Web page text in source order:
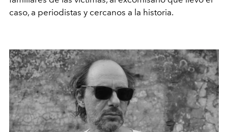
caso, a periodistas y cercanos a la historia.